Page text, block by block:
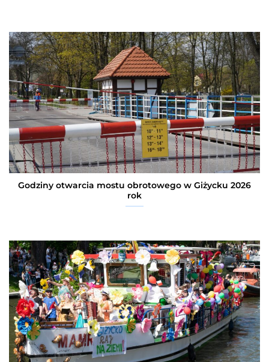
Godziny otwarcia mostu obrotowego w Giżycku 2026
rok